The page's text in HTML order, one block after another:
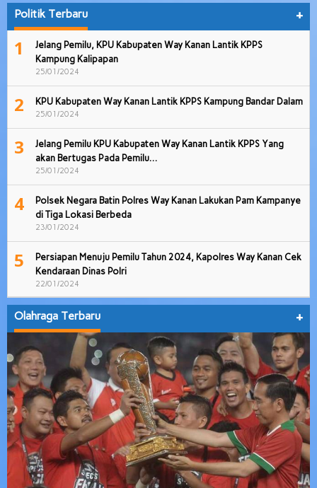
Politik Terbaru +
1
Jelang Pemilu, KPU Kabupaten Way Kanan Lantik KPPS
Kampung Kalipapan
25/01/2024
2 KPU Kabupaten Way Kanan Lantik KPPS Kampung Bandar Dalam
25/01/2024
3
Jelang Pemilu KPU Kabupaten Way Kanan Lantik KPPS Yang
akan Bertugas Pada Pemilu…
25/01/2024
4
Polsek Negara Batin Polres Way Kanan Lakukan Pam Kampanye
di Tiga Lokasi Berbeda
23/01/2024
5
Persiapan Menuju Pemilu Tahun 2024, Kapolres Way Kanan Cek
Kendaraan Dinas Polri
22/01/2024
Olahraga Terbaru +